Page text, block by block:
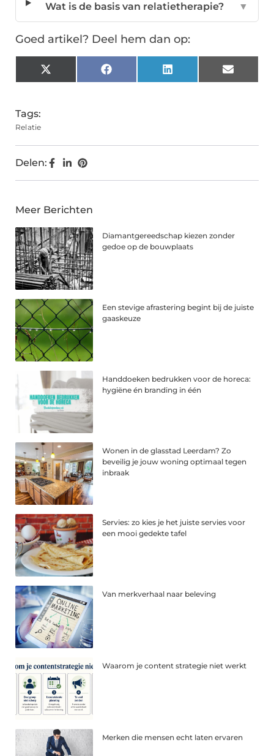
Wat is de basis van relatietherapie? ▼
Goed artikel? Deel hem dan op:
X
(Twitter)
Facebook LinkedIn Email
Tags:
Relatie
Delen:
Meer Berichten
Diamantgereedschap kiezen zonder
gedoe op de bouwplaats
Een stevige afrastering begint bij de juiste
gaaskeuze
Handdoeken bedrukken voor de horeca:
hygiëne én branding in één
Wonen in de glasstad Leerdam? Zo
beveilig je jouw woning optimaal tegen
inbraak
Servies: zo kies je het juiste servies voor
een mooi gedekte tafel
Van merkverhaal naar beleving
Waarom je content strategie niet werkt
Merken die mensen echt laten ervaren